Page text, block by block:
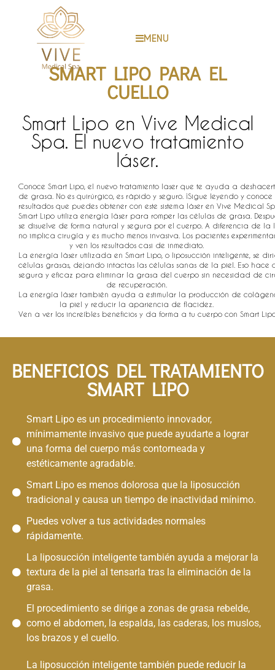
MENU
SMART LIPO PARA EL
CUELLO
Smart Lipo en Vive Medical
Spa. El nuevo tratamiento
láser.​
Conoce Smart Lipo, el nuevo tratamiento laser que te ayuda a
de grasa. No es quirúrgico, es rápido y seguro. ¡Sigue leyendo y conoce
resultados que puedes obtener con este sistema láser en Vive Medical
Smart Lipo utiliza energía láser para romper las células de grasa.
se disuelve de forma natural y segura por el cuerpo. A diferencia de la
no implica cirugía y es mucho menos invasiva. Los pacientes
y ven los resultados casi de inmediato.
La energía láser utilizada en Smart Lipo, o liposucción inteligente, se
células grasas, dejando intactas las células sanas de la piel. Eso hace
segura y eficaz para eliminar la grasa del cuerpo sin necesidad de
de recuperación.
La energía láser también ayuda a estimular la producción de
la piel y reducir la apariencia de flacidez.
Ven a ver los increíbles beneficios y da forma a tu cuerpo con Smart
BENEFICIOS DEL TRATAMIENTO
SMART LIPO​
Smart Lipo es un procedimiento innovador,
mínimamente invasivo que puede ayudarte a lograr
una forma del cuerpo más contorneada y
estéticamente agradable.
Smart Lipo es menos dolorosa que la liposucción
tradicional y causa un tiempo de inactividad mínimo.
Puedes volver a tus actividades normales
rápidamente.
La liposucción inteligente también ayuda a mejorar la
textura de la piel al tensarla tras la eliminación de la
grasa.
El procedimiento se dirige a zonas de grasa rebelde,
como el abdomen, la espalda, las caderas, los muslos,
los brazos y el cuello.
La liposucción inteligente también puede reducir la